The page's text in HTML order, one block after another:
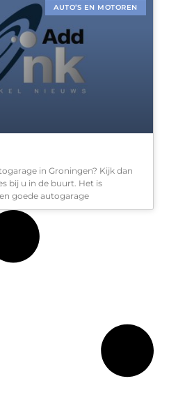
AUTO’S EN MOTOREN
in Groningen? Kijk dan
bij u in de buurt. Het is
goede autogarage